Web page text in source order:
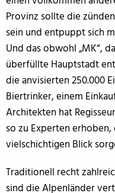
Provinz sollte die
sein und entpuppt sich
Und das obwohl „MK“,
überfüllte Hauptstadt
die anvisierten 250.000
Biertrinker, einem
Architekten hat
so zu Experten
vielschichtigen Blick
Traditionell recht
sind die Alpenländer